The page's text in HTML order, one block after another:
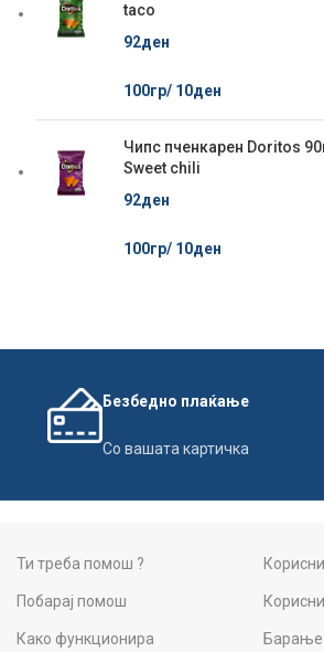
taco
92ден
100гр/ 10ден
Чипс пченкарен Doritos
Sweet chili
92ден
100гр/ 10ден
Безбедно плаќање
Со вашата картичка
Ти треба помош ?
Побарај помош
Како функционира
Барање